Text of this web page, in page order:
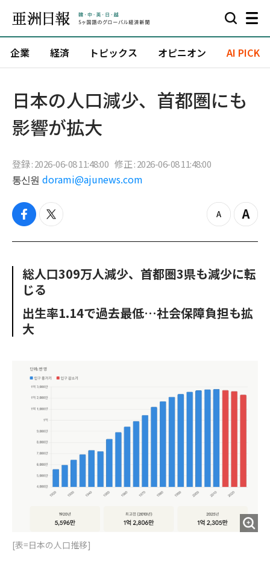
企業 経済 トピックス オピニオン AI PICK
日本の人口減少、首都圏にも
影響が拡大
登録 : 2026-06-08 11:48:00 修正 : 2026-06-08 11:48:00
통신원 dorami@ajunews.com
f
c
o
o
k
t
i
e
z
o
u
Z
o
n
総人口309万人減少、首都圏3県も減少に転
じる
出生率1.14で過去最低…社会保障負担も拡
大
[表=日本の人口推移]